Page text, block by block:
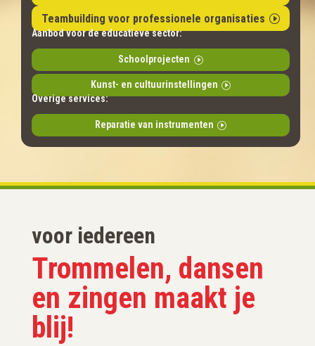
Teambuilding voor professionele organisaties
Aanbod voor de educatieve sector:
Schoolprojecten
Kunst- en cultuurinstellingen
Overige services:
Reparatie van instrumenten
voor iedereen
Trommelen, dansen
en zingen maakt je
blij!